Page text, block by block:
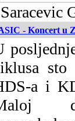
- Koncert u
sto
a i